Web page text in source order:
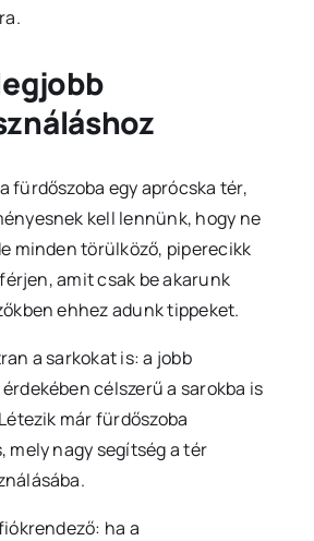
fürdőszoba egy aprócska tér,
kell lennünk, hogy ne
minden törülköző, piperecikk
amit csak be akarunk
ehhez adunk tippeket.
a sarkokat is: a jobb
célszerű a sarokba is
már fürdőszoba
mely nagy segítség a tér
ha a